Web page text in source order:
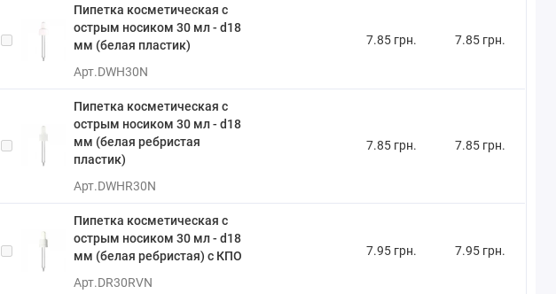
Пипетка косметическая с
острым носиком 30 мл - d18
мм (белая пластик)
Арт.DWH30N
7.85 грн. 7.85 грн.
Пипетка косметическая с
острым носиком 30 мл - d18
мм (белая ребристая
пластик)
Арт.DWHR30N
7.85 грн. 7.85 грн.
Пипетка косметическая с
острым носиком 30 мл - d18
мм (белая ребристая) с КПО
Арт.DR30RVN
7.95 грн. 7.95 грн.